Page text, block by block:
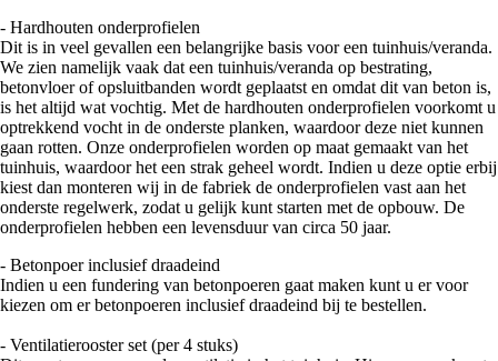
- Hardhouten onderprofielen
Dit is in veel gevallen een belangrijke basis voor een tuinhuis/veranda.
We zien namelijk vaak dat een tuinhuis/veranda op bestrating,
betonvloer of opsluitbanden wordt geplaatst en omdat dit van beton is,
is het altijd wat vochtig. Met de hardhouten onderprofielen voorkomt u
optrekkend vocht in de onderste planken, waardoor deze niet kunnen
gaan rotten. Onze onderprofielen worden op maat gemaakt van het
tuinhuis, waardoor het een strak geheel wordt. Indien u deze optie erbij
kiest dan monteren wij in de fabriek de onderprofielen vast aan het
onderste regelwerk, zodat u gelijk kunt starten met de opbouw. De
onderprofielen hebben een levensduur van circa 50 jaar.
- Betonpoer inclusief draadeind
Indien u een fundering van betonpoeren gaat maken kunt u er voor
kiezen om er betonpoeren inclusief draadeind bij te bestellen.
- Ventilatierooster set (per 4 stuks)